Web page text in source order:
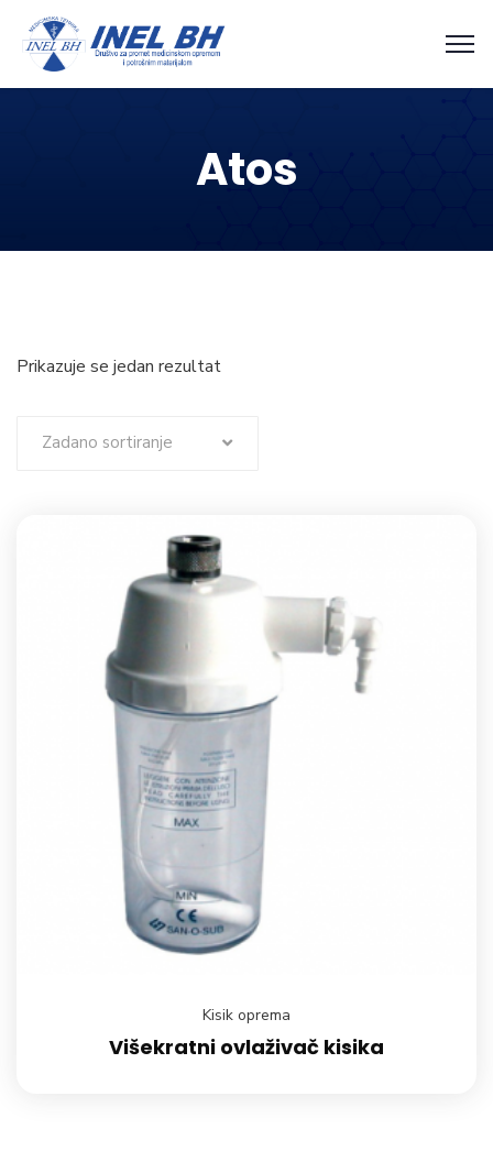
Atos
Prikazuje se jedan rezultat
Zadano sortiranje
Kisik oprema
Višekratni ovlaživač kisika